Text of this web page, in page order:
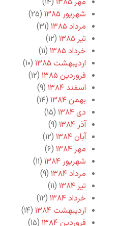
شهریور ۱۳۸۵
(۲۵)
مرداد ۱۳۸۵
(۳۱)
تیر ۱۳۸۵
(۱۲)
خرداد ۱۳۸۵
(۱۱)
اردیبهشت ۱۳۸۵
(۱۰)
فروردین ۱۳۸۵
(۱۲)
اسفند ۱۳۸۴
(۹)
بهمن ۱۳۸۴
(۱۴)
دی ۱۳۸۴
(۱۵)
آذر ۱۳۸۴
(۹)
آبان ۱۳۸۴
(۱۲)
مهر ۱۳۸۴
(۶)
شهریور ۱۳۸۴
(۱۱)
مرداد ۱۳۸۴
(۹)
تیر ۱۳۸۴
(۱۱)
خرداد ۱۳۸۴
(۱۲)
اردیبهشت ۱۳۸۴
(۱۴)
فروردین ۱۳۸۴
(۱۵)